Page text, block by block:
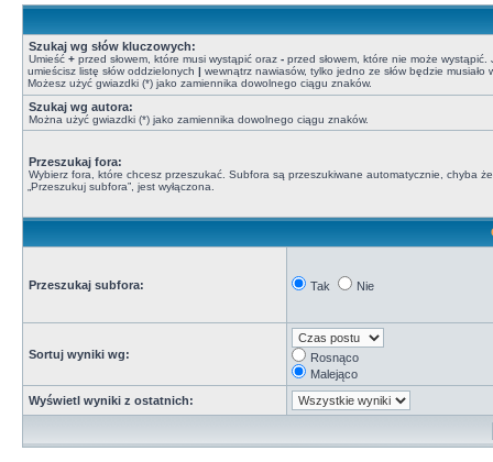
Szukaj wg słów kluczowych:
Umieść + przed słowem, które musi wystąpić oraz - przed słowem, które nie może wystąpić.
umieścisz listę słów oddzielonych | wewnątrz nawiasów, tylko jedno ze słów będzie musiało
Możesz użyć gwiazdki (*) jako zamiennika dowolnego ciągu znaków.
Szukaj wg autora:
Można użyć gwiazdki (*) jako zamiennika dowolnego ciągu znaków.
Przeszukaj fora:
Wybierz fora, które chcesz przeszukać. Subfora są przeszukiwane automatycznie, chyba
„Przeszukuj subfora”, jest wyłączona.
Przeszukaj subfora: Tak Nie
Sortuj wyniki wg:
Rosnąco
Malejąco
Wyświetl wyniki z ostatnich: